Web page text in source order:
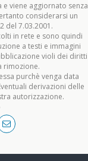
viene aggiornato senza
considerarsi un
del 7.03.2001.
in rete e sono quindi
a testi e immagini
violi dei diritti
rimozione.
purchè venga data
derivazioni delle
autorizzazione.